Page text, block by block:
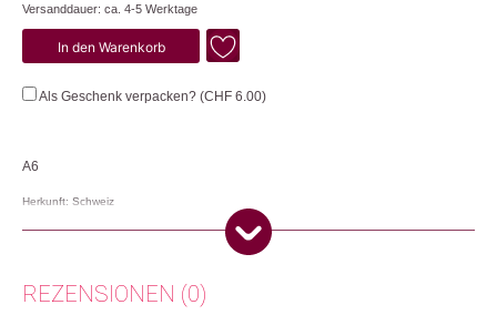
Versanddauer: ca. 4-5 Werktage
Circus
Hasenzeit
Menge
In den Warenkorb
Als Geschenk verpacken? (CHF 6.00)
A6
Herkunft: Schweiz
Artikelnummer: 106517.91
Weihnachtskarten
REZENSIONEN (0)